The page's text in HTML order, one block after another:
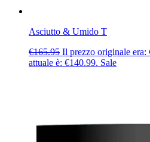
Asciutto & Umido T
€165.95 Il prezzo originale era:
attuale è: €140.99. Sale